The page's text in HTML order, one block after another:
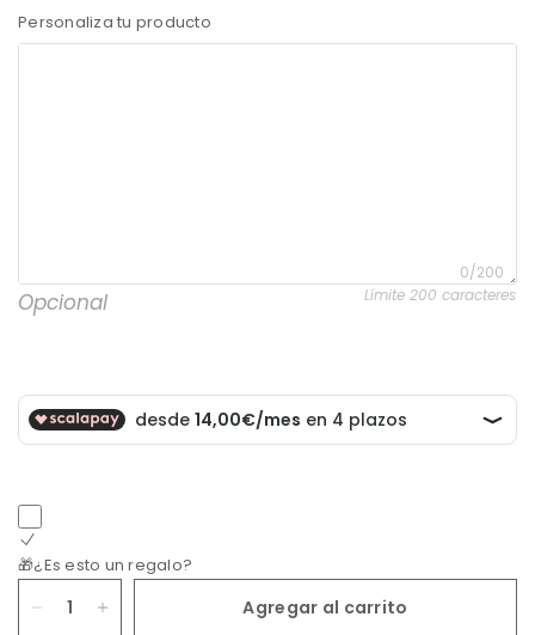
Personaliza tu producto
0/200
Límite 200 caracteres
Opcional
🎁¿Es esto un regalo?
Agregar al carrito